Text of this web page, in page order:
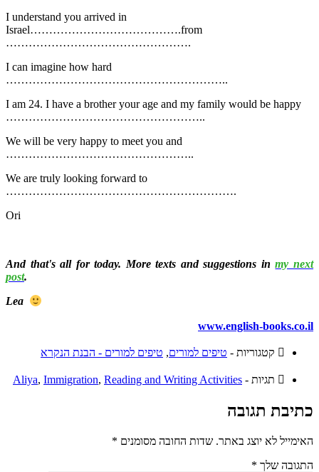
I understand you arrived in
Israel………………………………….from
………………………………………….
I can imagine how hard
…………………………………………………..
I am 24. I have a brother your age and my family would be happy
……………………………………………..
We will be very happy to meet you and
…………………………………………..
We are truly looking forward to
…………………………………………………….
Ori
And that's all for today. More texts and suggestions inmy next
post.
Lea
www.english-books.co.il
קטגוריות - טיפים למורים, טיפים למורים - הבנת הנקרא
תגיות - Aliya, Immigration, Reading and Writing Activities
כתיבת תגובה
האימייל לא יוצג באתר. שדות החובה מסומנים *
התגובה שלך *